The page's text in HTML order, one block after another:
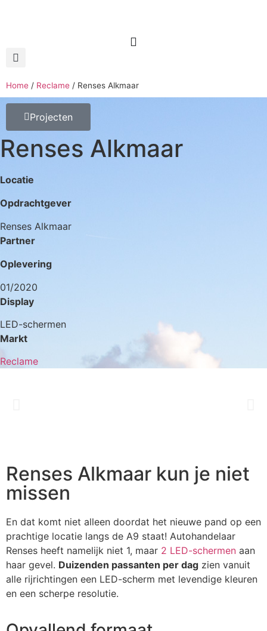
Home / Reclame / Renses Alkmaar
Projecten
Renses Alkmaar
Locatie
Opdrachtgever
Renses Alkmaar
Partner
Oplevering
01/2020
Display
LED-schermen
Markt
Reclame
Renses Alkmaar kun je niet
missen
En dat komt niet alleen doordat het nieuwe pand op een
prachtige locatie langs de A9 staat! Autohandelaar
Renses heeft namelijk niet 1, maar 2 LED-schermen aan
haar gevel. Duizenden passanten per dag zien vanuit
alle rijrichtingen een LED-scherm met levendige kleuren
en een scherpe resolutie.